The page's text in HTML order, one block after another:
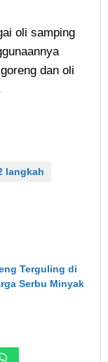
oli samping
dan oli
langkah
Terguling di
Serbu Minyak